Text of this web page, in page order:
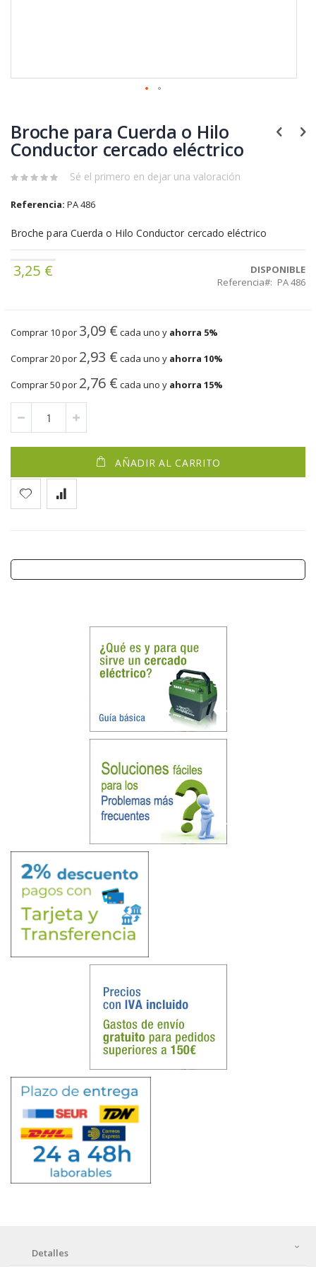
comienzo
de
la
de
Broche para Cuerda o Hilo
Conductor cercado eléctrico
Sé el primero en dejar una valoración
Referencia: PA 486
Broche para Cuerda o Hilo Conductor cercado eléctrico
3,25 €
DISPONIBLE
Referencia
PA 486
Comprar 10 por 3,09 € cada uno y ahorra 5%
Comprar 20 por 2,93 € cada uno y ahorra 10%
Comprar 50 por 2,76 € cada uno y ahorra 15%
AÑADIR AL CARRITO
Detalles